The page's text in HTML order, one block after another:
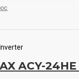
ACY-